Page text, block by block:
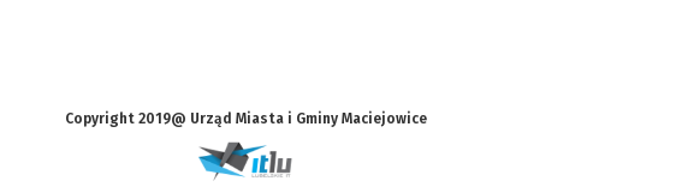
Copyright 2019@ Urząd Miasta i Gminy Maciejowice